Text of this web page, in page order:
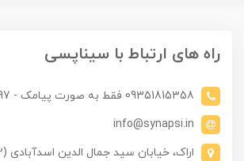
راه های ارتباط با سیناپسی
09351815358 فقط به صورت پیامک - 08632241297
info@synapsi.in